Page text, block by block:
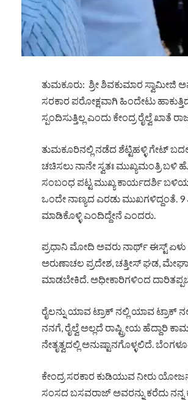
ತುಮಕೂರು: ಶ್ರೀ ಶಿವಕುಮಾರ ಸ್ವಾಮೀಜಿ
ಸರಕಾರ ಪರೋಕ್ಷವಾಗಿ ಹಿಂದೇಟು
ಸ್ಪಂದಿಸುತ್ತಿಲ್ಲ ಎಂದು ಕೇಂದ್ರ ರೈಲ್ವೆ
ತುಮಕೂರಿನಲ್ಲಿ ನಡೆದ ಶೆಟ್ಟಿಹಳ್ಳಿ ಗೇಟ್
ಚಚಿಸಲು ನಾನೇ ಸ್ವತಃ ಮುಖ್ಯಮಂತ್ರಿ ಬಳಿ
ಸಂಬಂಧ ಪಟ್ಟ ಮುಖ್ಯ ಕಾರ್ಯದರ್ಶಿ ಬಳಿಯೂ
ಒಂದೇ ನಾಣ್ಯದ ಎರಡು ಮುಖಗಳಿದ್ದಂತೆ.
ಮಾಡಿಕೊಳ್ಳಿ ಎಂದಿದ್ದೇನೆ ಎಂದರು.
ಪ್ರಧಾನಿ ಮೋದಿ ಅವರು ನಾರ್ಥ್ ಈಸ್ಟ್ ಏಳು
ಅರುಣಾಚಲ ಪ್ರದೇಶ, ಚತ್ತೀಸ್ ಘಡ,
ಮಾಡಬೇಕಿದೆ. ಅಧೀಕಾರಿಗಳಿಂದ
ರೈಲನ್ನು ಯಾವ ಟ್ರಾಕ್ ನಲ್ಲಿ ಯಾವ
ನನಗೆ, ರೈಲ್ವೆ ಅಲ್ಲದೆ ರಾಷ್ಟ್ರೀಯ ಹೆದ್ದಾರಿ
ನೇತೃತ್ವದಲ್ಲಿ ಅನುಷ್ಟಾನಗೊಳ್ಳಲಿದೆ.
ಕೇಂದ್ರ ಸರಕಾರ ಕುಡಿಯುವ ನೀರು
ಸಂಸದ ಬಸವರಾಜ್ ಅವರನ್ನು ಕರೆದು